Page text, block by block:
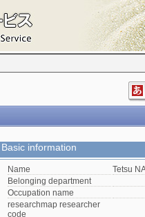
Basic information
Name
Tetsu
Belonging department
Occupation name
researchmap researcher
code